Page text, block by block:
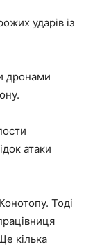
ударів із
дронами
атаки
Тоді
кілька